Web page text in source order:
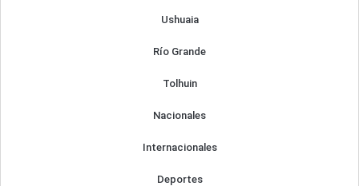
Ushuaia
Río Grande
Tolhuin
Nacionales
Internacionales
Deportes